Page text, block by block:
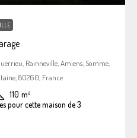
Rainneville, Amiens, Somme,
80260, France
110 m²
pour cette maison de 3